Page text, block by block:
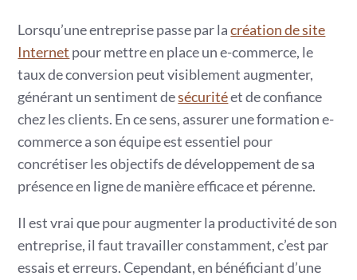
Lorsqu’une entreprise passe par lacréation de site
Internet pour mettre en place un e-commerce, le
taux de conversion peut visiblement augmenter,
générant un sentiment desécuritéet de confiance
chez les clients. En ce sens, assurer une formation e-
commerce a son équipe est essentiel pour
concrétiser les objectifs de développement de sa
présence en ligne de manière efficace et pérenne.
Il est vrai que pour augmenter la productivité de son
entreprise, il faut travailler constamment, c’est par
essais et erreurs. Cependant, en bénéficiant d’une